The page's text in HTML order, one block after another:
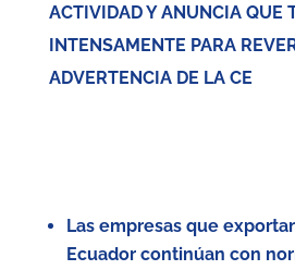
ACTIVIDAD Y ANUNCIA QUE
INTENSAMENTE PARA
ADVERTENCIA DE LA CE
Las empresas que
Ecuador continúan con